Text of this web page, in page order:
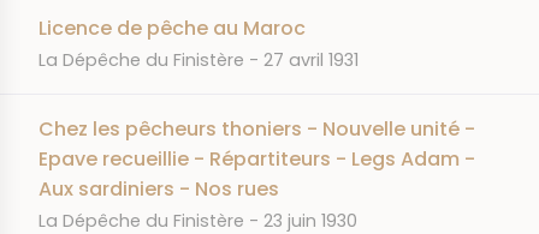
Licence de pêche au Maroc
JOURNAL
La Dépêche du Finistère DATE
27 avril 1931
Chez les pêcheurs thoniers - Nouvelle unité -
Epave recueillie - Répartiteurs - Legs Adam -
Aux sardiniers - Nos rues
JOURNAL
La Dépêche du Finistère DATE
23 juin 1930